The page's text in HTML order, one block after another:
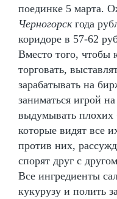
поединке 5 марта.
Черногорскгода
коридоре в 57-62
Вместо того, чтобы
торговать,
зарабатывать на
заниматься игрой
выдумывать плохих
которые видят все
против них,
спорят друг с
Все ингредиенты
кукурузу и полить